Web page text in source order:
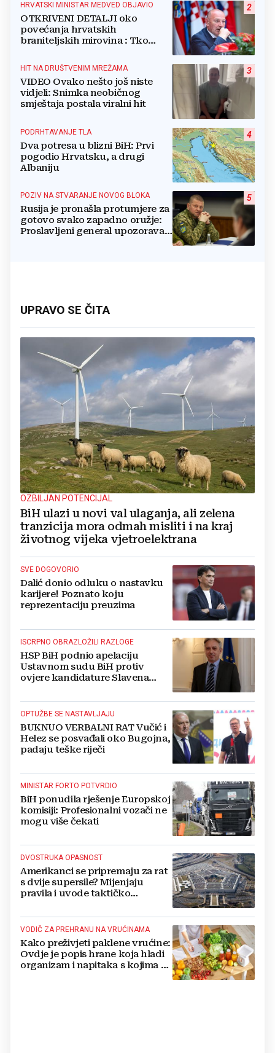
2
HRVATSKI MINISTAR MEDVED OBJAVIO
OTKRIVENI DETALJI oko
povećanja hrvatskih
braniteljskih mirovina : Tko
3
HIT NA DRUŠTVENIM MREŽAMA
VIDEO Ovako nešto još niste
vidjeli: Snimka neobičnog
smještaja postala viralni hit
4
PODRHTAVANJE TLA
Dva potresa u blizni BiH: Prvi
pogodio Hrvatsku, a drugi
Albaniju
5
POZIV NA STVARANJE NOVOG BLOKA
Rusija je pronašla protumjere za
gotovo svako zapadno oružje:
Proslavljeni general upozorava
UPRAVO SE ČITA
OZBILJAN POTENCIJAL
BiH ulazi u novi val ulaganja, ali zelena
tranzicija mora odmah misliti i na kraj
životnog vijeka vjetroelektrana
SVE DOGOVORIO
Dalić donio odluku o nastavku
karijere! Poznato koju
reprezentaciju preuzima
ISCRPNO OBRAZLOŽILI RAZLOGE
HSP BiH podnio apelaciju
Ustavnom sudu BiH protiv
ovjere kandidature Slavena
OPTUŽBE SE NASTAVLJAJU
BUKNUO VERBALNI RAT Vučić i
Helez se posvađali oko Bugojna,
padaju teške riječi
MINISTAR FORTO POTVRDIO
BiH ponudila rješenje Europskoj
komisiji: Profesionalni vozači ne
mogu više čekati
DVOSTRUKA OPASNOST
Amerikanci se pripremaju za rat
s dvije supersile? Mijenjaju
pravila i uvode taktičko
VODIČ ZA PREHRANU NA VRUĆINAMA
Kako preživjeti paklene vrućine:
Ovdje je popis hrane koja hladi
organizam i napitaka s kojima si